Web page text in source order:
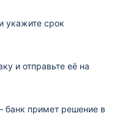
укажите срок
и отправьте её на
примет решение в